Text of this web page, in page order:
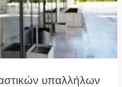
υπαλλήλων